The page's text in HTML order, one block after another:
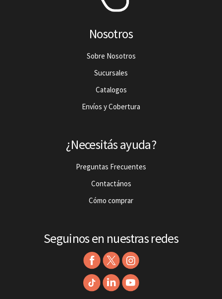
Nosotros
Sobre Nosotros
Sucursales
Catalogos
Envíos y Cobertura
¿Necesitás ayuda?
Preguntas Frecuentes
Contactános
Cómo comprar
Seguinos en nuestras redes